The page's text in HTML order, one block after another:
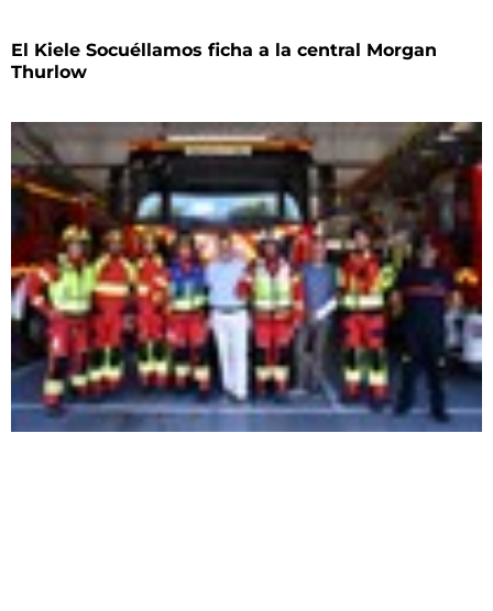
El Kiele Socuéllamos ficha a la central Morgan
Thurlow